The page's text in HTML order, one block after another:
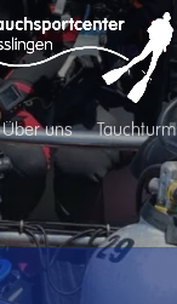
Über uns Tauchturm